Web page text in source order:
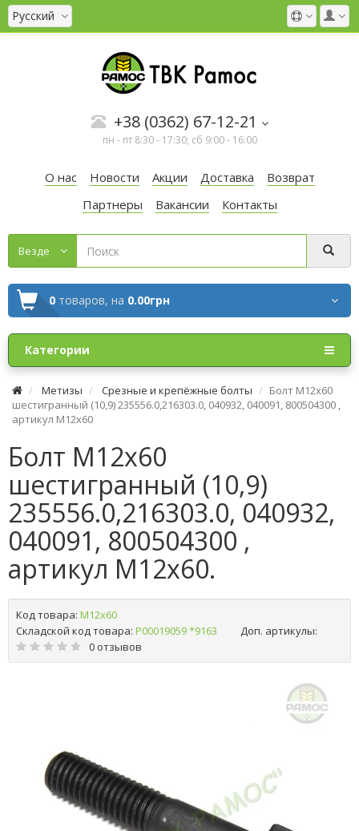
Русский
+38 (0362) 67-12-21
пн - пт 8:30 - 17:30; сб 9:00 - 16:00
О нас Новости Акции Доставка
Возврат
Партнеры
Вакансии Контакты
Везде
0 товаров, на 0.00грн
Категории
Метизы Срезные и крепёжные болты
Болт М12х60
шестигранный (10,9) 235556.0,216303.0, 040932, 040091, 800504300 ,
артикул М12х60
Болт М12х60
шестигранный (10,9)
235556.0,216303.0, 040932,
040091, 800504300 ,
артикул М12х60.
Код товара: М12х60
Складской код товара: Р00019059 *9163
Доп. артикулы:
0 отзывов